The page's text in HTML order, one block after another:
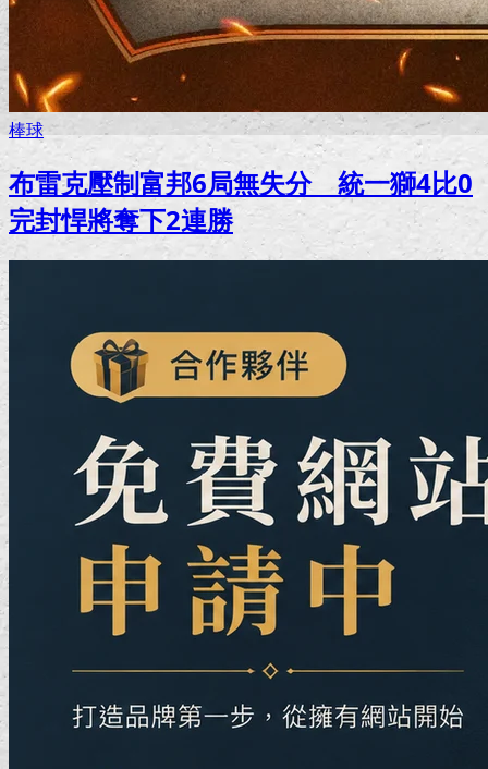
棒球
布雷克壓制富邦6局無失分 統一獅4比0
完封悍將奪下2連勝